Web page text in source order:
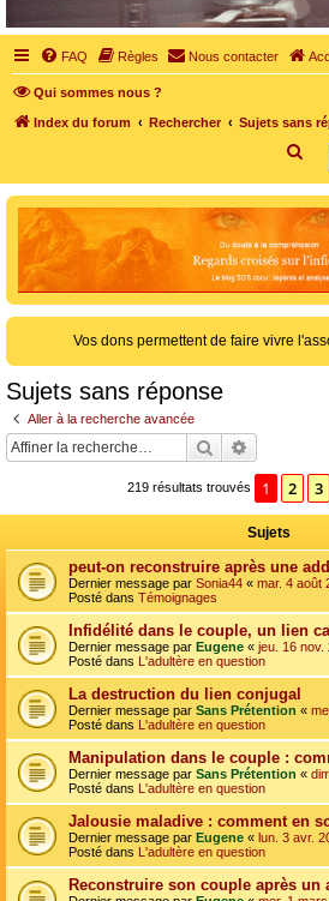
FAQ Règles Nous contacter
Qui sommes nous ?
Index du forum Rechercher Sujets sans
c
e
r
Vos dons permettent de faire vivre
Sujets sans réponse
Aller à la recherche avancée
Rechercher
219 résultats trouvés 1 2 3
Sujets
peut-on reconstruire après une
Dernier message par Sonia44 « mar. 4 août
Posté dans Témoignages
Infidélité dans le couple, un lien
Dernier message par Eugene « jeu. 16 nov.
Posté dans L'adultère en question
La destruction du lien conjugal
Dernier message par Sans Prétention «
Posté dans L'adultère en question
Manipulation dans le couple :
Dernier message par Sans Prétention «
Posté dans L'adultère en question
Jalousie maladive : comment en
Dernier message par Eugene « lun. 3 avr.
Posté dans L'adultère en question
Reconstruire son couple après un